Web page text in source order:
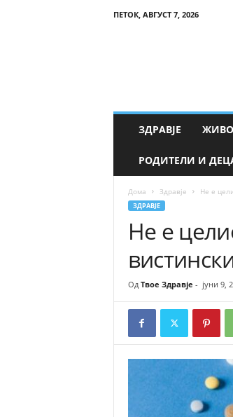
ПЕТОК, АВГУСТ 7, 2026
ЗДРАВЈЕ
РОДИТЕЛИ И
Дома Здравје Не е
ЗДРАВЈЕ
Не е
Од Твое Здравје - јуни 9,